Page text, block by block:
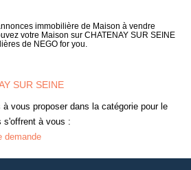
immobilière de Maison à vendre
votre Maison sur CHATENAY SUR SEINE
de NEGO for you.
SUR SEINE
vous proposer dans la catégorie pour le
s'offrent à vous :
demande